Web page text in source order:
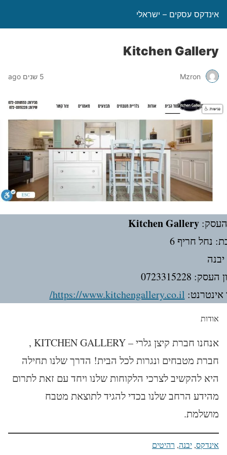
אינדקס עסקים – ישראלי
Kitchen Gallery
Mzron 5 שנים ago
Kitchen Gallery
נחל חריף 6
0723315228
https://www.kitchengallery.co.il/
אודות
אנחנו חברת קיצן גלרי – KITCHEN GALLERY ,
חברת מטבחים ונגרות לכל הבית! הדרך שלנו תחילה
היא להקשיב לצרכי הלקוחות שלנו ויחד עם זאת לתרום
מהידע הרחב שלנו בכדי להגיד לתוצאת מטבח
מושלמת.
אינדקס, יבנה, רהיטים